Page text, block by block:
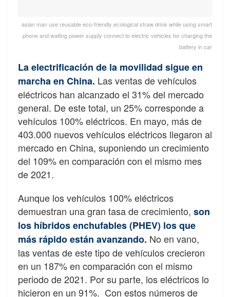
asian man use reusable eco-friendly ecological straw drink while using smart
phone and waiting power supply connect to electric vehicles for charging the
battery in car
La electrificación de la movilidad sigue en
marcha en China. Las ventas de vehículos
eléctricos han alcanzado el 31% del mercado
general. De este total, un 25% corresponde a
vehículos 100% eléctricos. En mayo, más de
403.000 nuevos vehículos eléctricos llegaron al
mercado en China, suponiendo un crecimiento
del 109% en comparación con el mismo mes
de 2021.
Aunque los vehículos 100% eléctricos
demuestran una gran tasa de crecimiento, son
los híbridos enchufables (PHEV) los que
más rápido están avanzando. No en vano,
las ventas de este tipo de vehículos crecieron
en un 187% en comparación con el mismo
periodo de 2021. Por su parte, los eléctricos lo
hicieron en un 91%. Con estos números de